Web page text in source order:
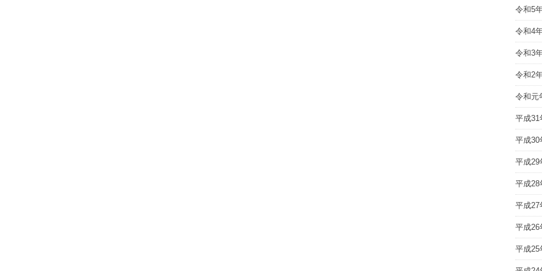
令和5
令和4
令和3
令和2
令和元
平成31
平成30
平成29
平成28
平成27
平成26
平成25